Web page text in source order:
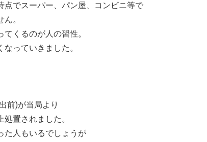
点でスーパー、パン屋、コンビニ等で
。
くるのが人の習性。
っていきました。
前)が当局より
置されました。
た人もいるでしょうが